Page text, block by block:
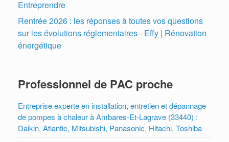
Entreprendre
Rentrée 2026 : les réponses à toutes vos questions
sur les évolutions réglementaires - Effy | Rénovation
énergétique
Professionnel de PAC proche
Entreprise experte en installation, entretien et dépannage
de pompes à chaleur à Ambares-Et-Lagrave (33440) :
Daikin, Atlantic, Mitsubishi, Panasonic, Hitachi, Toshiba